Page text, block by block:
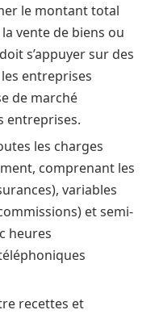
le montant total
vente de biens ou
s’appuyer sur des
entreprises
de marché
entreprises.
les charges
comprenant les
variables
et semi-
heures
recettes et